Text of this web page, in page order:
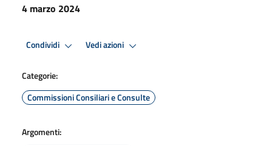
4 marzo 2024
Condividi Vedi azioni
Categorie:
Commissioni Consiliari e Consulte
Argomenti: